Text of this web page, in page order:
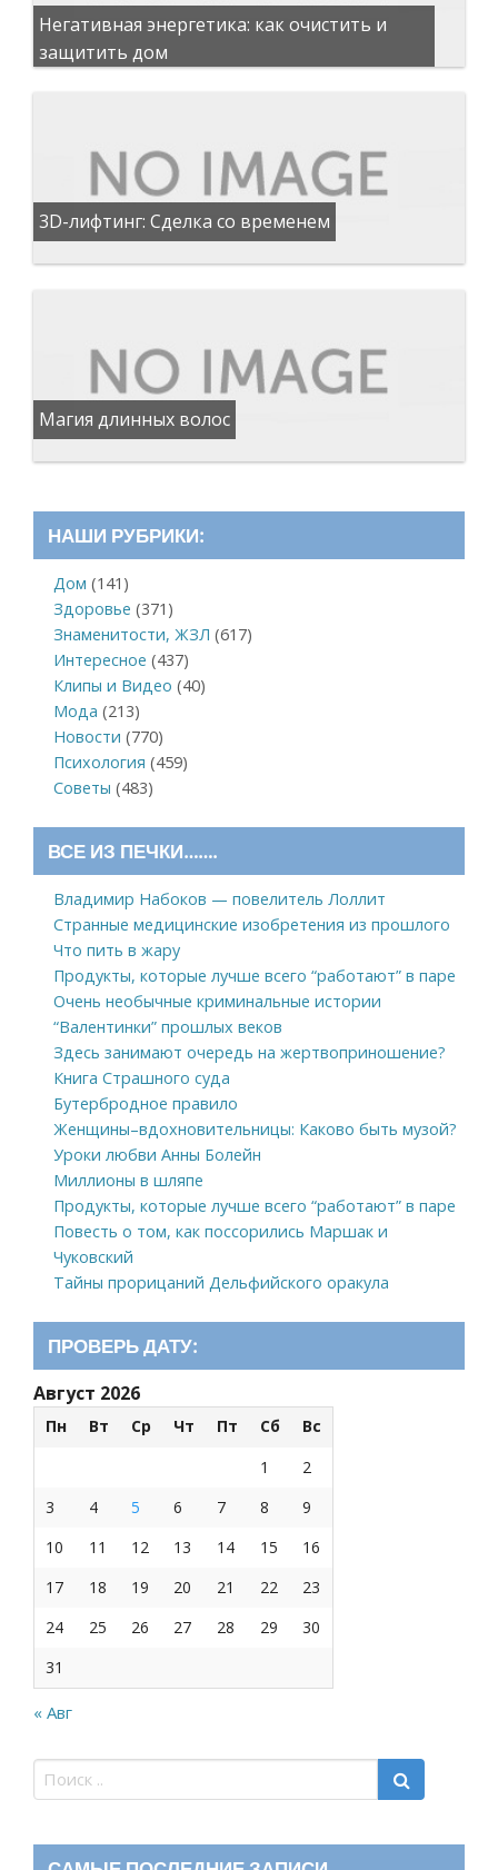
Негативная энергетика: как очистить и
защитить дом
3D-лифтинг: Сделка со временем
Магия длинных волос
НАШИ РУБРИКИ:
Дом (141)
Здоровье (371)
Знаменитости, ЖЗЛ (617)
Интересное (437)
Клипы и Видео (40)
Мода (213)
Новости (770)
Психология (459)
Советы (483)
ВСЕ ИЗ ПЕЧКИ…….
Владимир Набоков — повелитель Лоллит
Странные медицинские изобретения из прошлого
Что пить в жару
Продукты, которые лучше всего “работают” в паре
Очень необычные криминальные истории
“Валентинки” прошлых веков
Здесь занимают очередь на жертвоприношение?
Книга Страшного суда
Бутербродное правило
Женщины–вдохновительницы: Каково быть музой?
Уроки любви Анны Болейн
Миллионы в шляпе
Продукты, которые лучше всего “работают” в паре
Повесть о том, как поссорились Маршак и
Чуковский
Тайны прорицаний Дельфийского оракула
ПРОВЕРЬ ДАТУ:
Август 2026
Пн Вт Ср Чт Пт Сб
Вс
1
2
3
4 5 6 7 8
9
10
11 12 13 14 15
16
17
18 19 20 21 22
23
24
25 26 27 28 29
30
31
« Авг